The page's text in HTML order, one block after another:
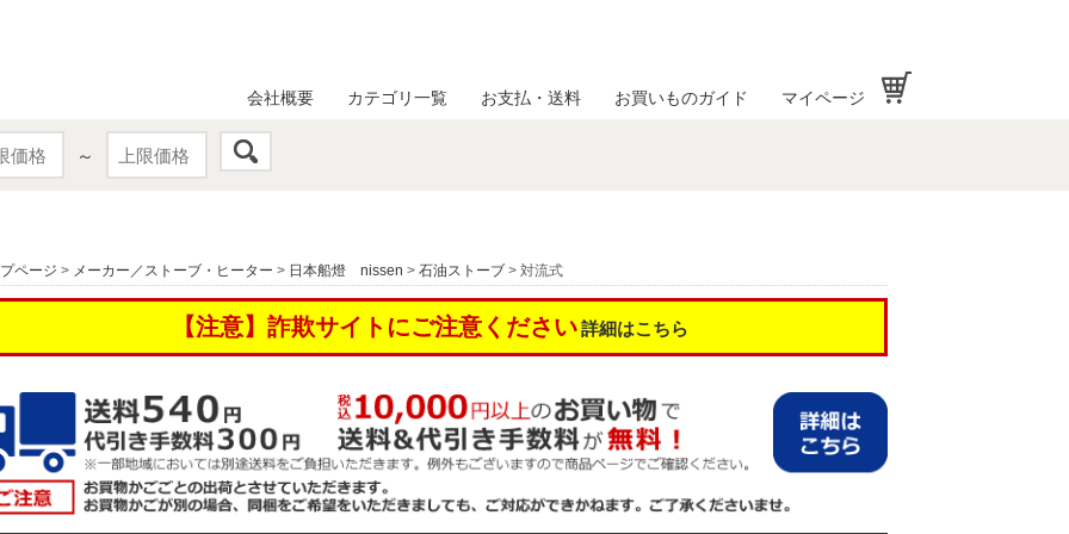
～
会社概要 カテゴリ一覧 お支払・送料 お買いものガイド マイページ
ページ > メーカー／ストーブ・ヒーター > 日本船燈 nissen > 石油ストーブ > 対流式
【注意】詐欺サイトにご注意ください 詳細はこちら